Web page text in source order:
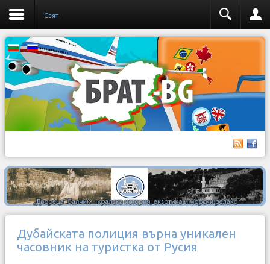
Свят
Дубайската полиция върна уникален
часовник на туристка от Русия